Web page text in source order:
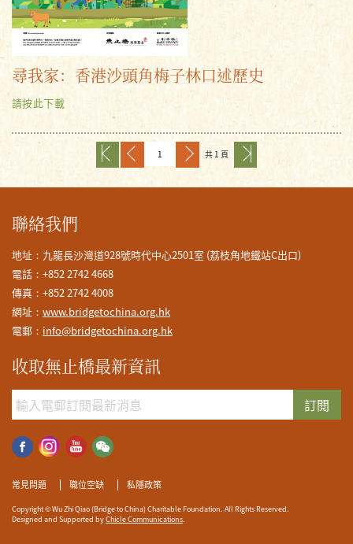
尋我家：香港沙頭角梅子林口述歷史
請按此下載
共 1 頁
聯絡我們
地址：九龍長沙灣道928號時代中心2501室 (荔枝角地鐵站C出口)
電話：+852 2742 4668
傳真：+852 2742 4008
網址： www.bridgetochina.org.hk
電郵： info@bridgetochina.org.hk
收取無止橋最新資訊
訂閱
常見問題 職位空缺 私隱政策
Copyright © Wu Zhi Qiao (Bridge to China) Charitable Foundation. All Rights Reserved.
Designed and Supported byChicle Communications.